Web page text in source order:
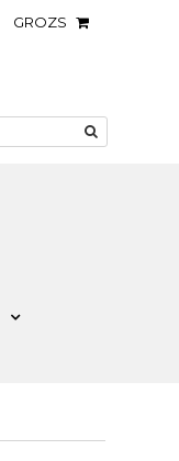
GROZS